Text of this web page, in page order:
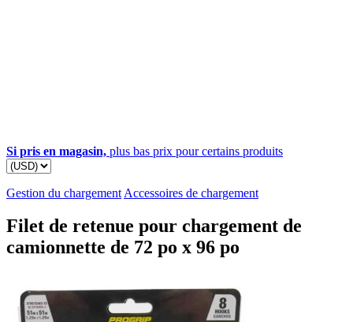
Si pris en magasin, plus bas prix pour certains produits
Gestion du chargement Accessoires de chargement
Filet de retenue pour chargement de
camionnette de 72 po x 96 po